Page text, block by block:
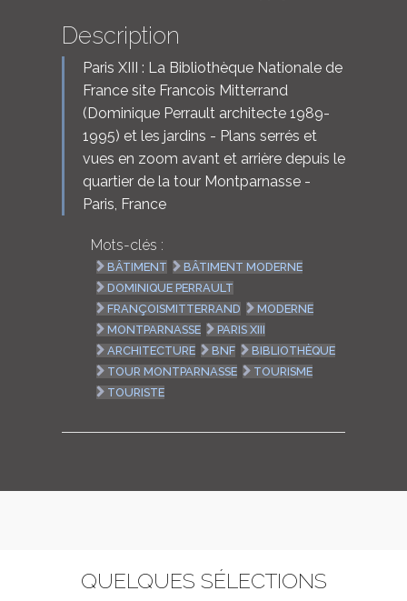
Description
Paris XIII : La Bibliothèque Nationale de
France site Francois Mitterrand
(Dominique Perrault architecte 1989-
1995) et les jardins - Plans serrés et
vues en zoom avant et arrière depuis le
quartier de la tour Montparnasse -
Paris, France
Mots-clés :
BÂTIMENT
BÂTIMENT MODERNE
DOMINIQUE PERRAULT
FRANÇOISMITTERRAND
MODERNE
MONTPARNASSE
PARIS XIII
ARCHITECTURE
BNF
BIBLIOTHÈQUE
TOUR MONTPARNASSE
TOURISME
TOURISTE
QUELQUES SÉLECTIONS